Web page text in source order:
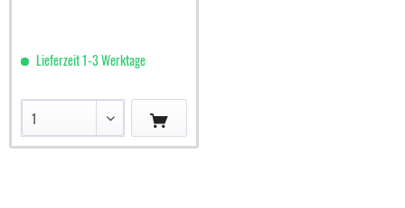
Lieferzeit 1-3 Werktage